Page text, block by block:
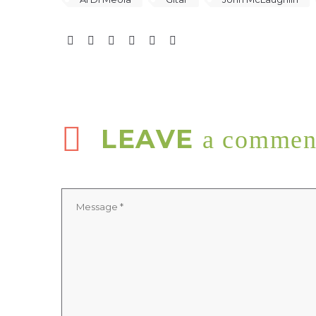
LEAVE a